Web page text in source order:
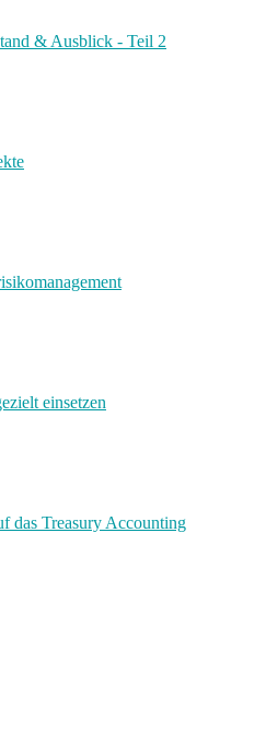
& Ausblick - Teil 2
einsetzen
das Treasury Accounting